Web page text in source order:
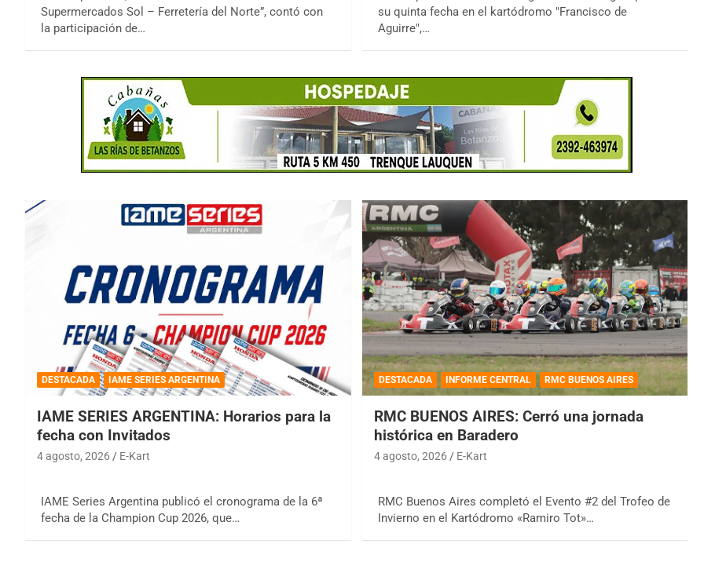
Supermercados Sol – Ferretería del Norte”, contó con
la participación de…
su quinta fecha en el kartódromo "Francisco de
Aguirre",…
DESTACADA IAME SERIES ARGENTINA
IAME SERIES ARGENTINA: Horarios para la
fecha con Invitados
4 agosto, 2026 E-Kart
IAME Series Argentina publicó el cronograma de la 6ª
fecha de la Champion Cup 2026, que…
DESTACADA INFORME CENTRAL RMC BUENOS AIRES
RMC BUENOS AIRES: Cerró una jornada
histórica en Baradero
4 agosto, 2026 E-Kart
RMC Buenos Aires completó el Evento #2 del Trofeo de
Invierno en el Kartódromo «Ramiro Tot»…